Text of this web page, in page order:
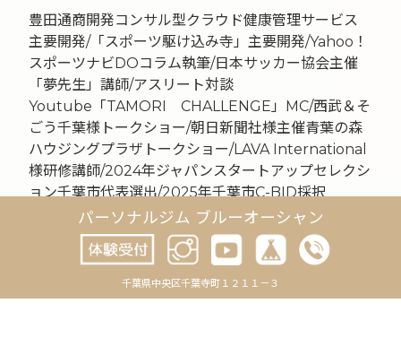
豊田通商開発コンサル型クラウド健康管理サービス
主要開発/「スポーツ駆け込み寺」主要開発/Yahoo！
スポーツナビDOコラム執筆/日本サッカー協会主催
「夢先生」講師/アスリート対談
Youtube「TAMORI CHALLENGE」MC/西武＆そ
ごう千葉様トークショー/朝日新聞社様主催青葉の森
ハウジングプラザトークショー/LAVA International
様研修講師/2024年ジャパンスタートアップセレクシ
ョン千葉市代表選出/2025年千葉市C-BID採択
パーソナルジム ブルーオーシャン
千葉県中央区千葉寺町１２１１－３